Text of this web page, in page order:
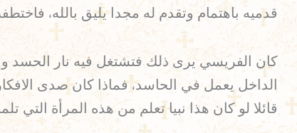
قدميه باهتمام وتقدم له مجدا يليق بالله،
كان الفريسي يرى ذلك فتشتغل فيه نار الحسد
الداخل يعمل في الحاسد، فماذا كان صدى
قائلا لو كان هذا نبيا تعلم من هذه المرأة التي